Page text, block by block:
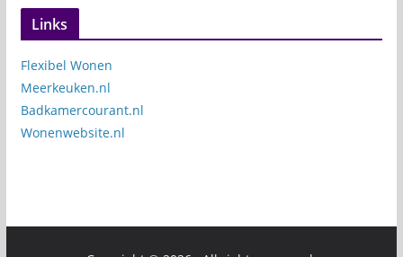
Links
Flexibel Wonen
Meerkeuken.nl
Badkamercourant.nl
Wonenwebsite.nl